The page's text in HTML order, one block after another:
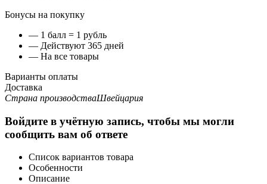
Бонусы на покупку
— 1 балл = 1 рубль
— Действуют 365 дней
— На все товары
Варианты оплаты
Доставка
Страна производстваШвейцария
Войдите в учётную запись, чтобы мы могли
сообщить вам об ответе
Список вариантов товара
Особенности
Описание